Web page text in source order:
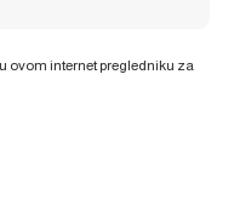
ovom internet pregledniku za